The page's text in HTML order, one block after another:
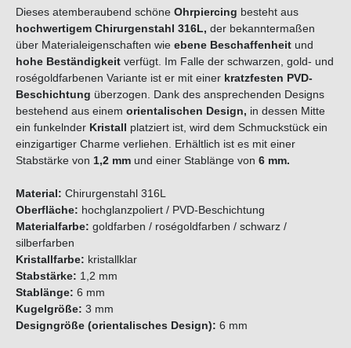
Dieses atemberaubend schöne Ohrpiercing besteht aus
hochwertigem Chirurgenstahl 316L, der bekanntermaßen
über Materialeigenschaften wie ebene Beschaffenheit und
hohe Beständigkeit verfügt. Im Falle der schwarzen, gold- und
roségoldfarbenen Variante ist er mit einer kratzfesten PVD-
Beschichtung überzogen. Dank des ansprechenden Designs
bestehend aus einem orientalischen Design, in dessen Mitte
ein funkelnder Kristall platziert ist, wird dem Schmuckstück ein
einzigartiger Charme verliehen. Erhältlich ist es mit einer
Stabstärke von 1,2 mm und einer Stablänge von 6 mm.
Material: Chirurgenstahl 316L
Oberfläche: hochglanzpoliert / PVD-Beschichtung
Materialfarbe: goldfarben / roségoldfarben / schwarz /
silberfarben
Kristallfarbe: kristallklar
Stabstärke: 1,2 mm
Stablänge: 6 mm
Kugelgröße: 3 mm
Designgröße (orientalisches Design): 6 mm